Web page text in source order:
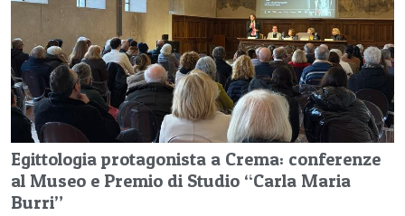
Egittologia protagonista a Crema: conferenze
al Museo e Premio di Studio “Carla Maria
Burri”